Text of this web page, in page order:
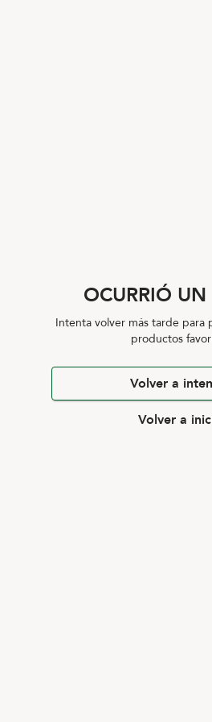
OCURRIÓ UN
Intenta volver más tarde para
productos
Volver a
Volver a